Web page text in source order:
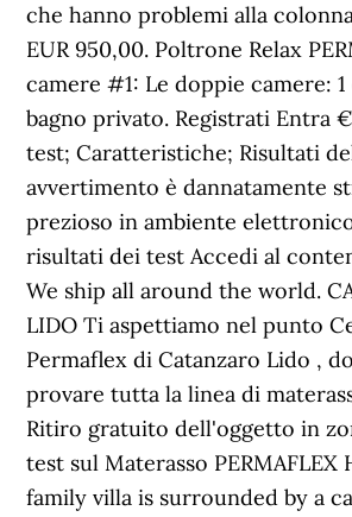
che hanno problemi alla
EUR 950,00. Poltrone Relax
camere #1: Le doppie camere: 1
bagno privato. Registrati Entra
test; Caratteristiche; Risultati
avvertimento è dannatamente
prezioso in ambiente
risultati dei test Accedi al
We ship all around the world.
LIDO Ti aspettiamo nel punto
Permaflex di Catanzaro Lido ,
provare tutta la linea di
Ritiro gratuito dell'oggetto in
test sul Materasso PERMAFLEX
family villa is surrounded by a